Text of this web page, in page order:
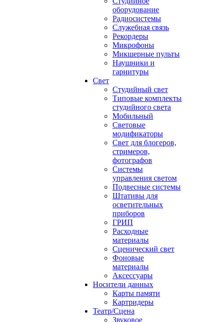
оборудование
Радиосистемы
Служебная связь
Рекордеры
Микрофоны
Микшерные пульты
Наушники и
гарнитуры
Свет
Студийный свет
Типовые комплекты
студийного света
Мобильный
Световые
модификаторы
Свет для блогеров,
стримеров,
фотографов
Системы
управления светом
Подвесные системы
Штативы для
осветительных
приборов
ГРИП
Расходные
материалы
Сценический свет
Фоновые
материалы
Аксессуары
Носители данных
Карты памяти
Картридеры
Театр/Сцена
Звуковое